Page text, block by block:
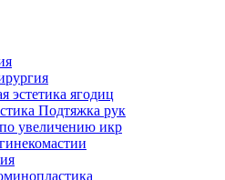
эстетика ягодиц
Подтяжка рук
увеличению икр